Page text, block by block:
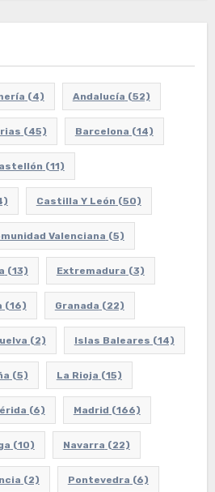
(4) Andalucía (52)
(45) Barcelona (14)
(11)
Castilla Y León (50)
Valenciana (5)
(13) Extremadura (3)
(16) Granada (22)
(2) Islas Baleares (14)
(5) La Rioja (15)
(6) Madrid (166)
(10) Navarra (22)
(2) Pontevedra (6)